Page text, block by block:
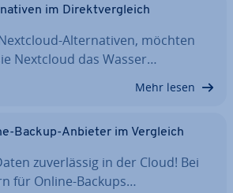
im Di­rekt­ver­gleich
Al­ter­na­ti­ven, möchten
Nextcloud das Wasser…
Mehr lesen
Backup-Anbieter im Vergleich
zu­ver­läs­sig in der Cloud! Bei
für Online-Backups…